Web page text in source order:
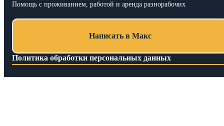
Помощь с проживанием, работой и аренда разнорабочих
Написать в Макс
Политика обработки персональных данных